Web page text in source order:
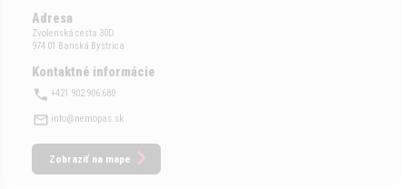
Adresa
Zvolenská cesta 30D
974 01 Banská Bystrica
Kontaktné informácie
+421 902 906 680
info@nemopas.sk
Zobraziť na mape